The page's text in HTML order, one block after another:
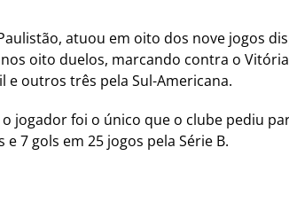
atuou em oito dos nove jogos
oito duelos, marcando contra o
outros três pela Sul-Americana.
foi o único que o clube pediu
7 gols em 25 jogos pela Série B.